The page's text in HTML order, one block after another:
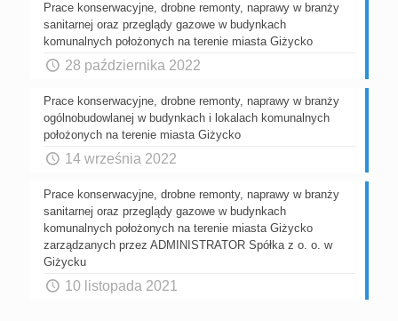
Prace konserwacyjne, drobne remonty, naprawy w branży
sanitarnej oraz przeglądy gazowe w budynkach
komunalnych położonych na terenie miasta Giżycko
28 października 2022
Prace konserwacyjne, drobne remonty, naprawy w branży
ogólnobudowlanej w budynkach i lokalach komunalnych
położonych na terenie miasta Giżycko
14 września 2022
Prace konserwacyjne, drobne remonty, naprawy w branży
sanitarnej oraz przeglądy gazowe w budynkach
komunalnych położonych na terenie miasta Giżycko
zarządzanych przez ADMINISTRATOR Spółka z o. o. w
Giżycku
10 listopada 2021